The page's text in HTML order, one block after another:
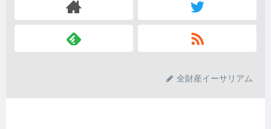
全財産イーサリアム